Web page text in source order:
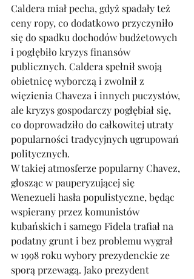
Caldera miał pecha, gdyż spadały też
ceny ropy, co dodatkowo przyczyniło
się do spadku dochodów budżetowych
i pogłębiło kryzys finansów
publicznych. Caldera spełnił swoją
obietnicę wyborczą i zwolnił z
więzienia Chaveza i innych puczystów,
ale kryzys gospodarczy pogłębiał się,
co doprowadziło do całkowitej utraty
popularności tradycyjnych ugrupowań
politycznych.
W takiej atmosferze popularny Chavez,
głosząc w pauperyzującej się
Wenezueli hasła populistyczne, będąc
wspierany przez komunistów
kubańskich i samego Fidela trafiał na
podatny grunt i bez problemu wygrał
w 1998 roku wybory prezydenckie ze
sporą przewagą. Jako prezydent